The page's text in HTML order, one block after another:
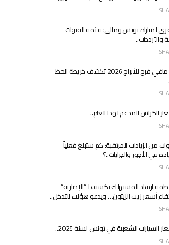
لمباراة تونس ومالي: قائمة القنوات
والترددات..
توقعات ماغي فرح للأبراج 2026 تكشف خريطة الحظ
الكراس المدعم لهذا العام..
من الزيادات المرتقبة: كم ستبلغ فعلياً
في الأجور والجرايات..؟
ارشاد المستهلك يكشف لـ”الإخبارية”
أسعار زيت الزيتون… ويدعو هؤلاء للتدخل..
السيارات الشعبية في تونس لسنة 2025..